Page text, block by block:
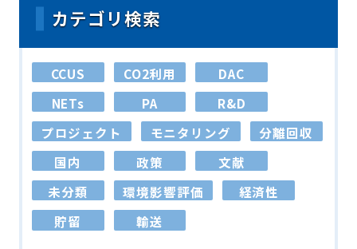
カテゴリ検索
CCUS CO2利用
DAC
NETs
PA
R&D
プロジェクト
モニタリング
分離回収
国内
政策
文献
未分類
環境影響評価
経済性
貯留
輸送